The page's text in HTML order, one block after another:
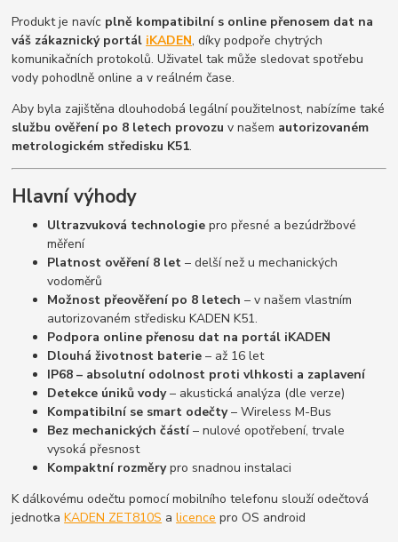
Produkt je navíc plně kompatibilní s online přenosem dat na
váš zákaznický portál iKADEN, díky podpoře chytrých
komunikačních protokolů. Uživatel tak může sledovat spotřebu
vody pohodlně online a v reálném čase.
Aby byla zajištěna dlouhodobá legální použitelnost, nabízíme také
službu ověření po 8 letech provozu v našem autorizovaném
metrologickém středisku K51.
Hlavní výhody
Ultrazvuková technologie pro přesné a bezúdržbové
měření
Platnost ověření 8 let – delší než u mechanických
vodoměrů
Možnost přeověření po 8 letech – v našem vlastním
autorizovaném středisku KADEN K51.
Podpora online přenosu dat na portál iKADEN
Dlouhá životnost baterie – až 16 let
IP68 – absolutní odolnost proti vlhkosti a zaplavení
Detekce úniků vody– akustická analýza (dle verze)
Kompatibilní se smart odečty– Wireless M-Bus
Bez mechanických částí– nulové opotřebení, trvale
vysoká přesnost
Kompaktní rozměrypro snadnou instalaci
K dálkovému odečtu pomocí mobilního telefonu slouží odečtová
jednotkaKADEN ZET810S alicence pro OS android